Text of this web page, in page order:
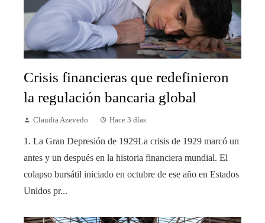
Crisis financieras que redefinieron
la regulación bancaria global
Claudia Azevedo Hace 3 días
1. La Gran Depresión de 1929La crisis de 1929 marcó un
antes y un después en la historia financiera mundial. El
colapso bursátil iniciado en octubre de ese año en Estados
Unidos pr...